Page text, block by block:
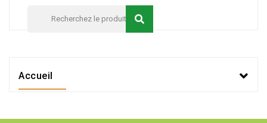
Accueil